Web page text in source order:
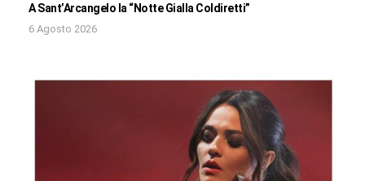
A Sant’Arcangelo la “Notte Gialla Coldiretti”
6 Agosto 2026